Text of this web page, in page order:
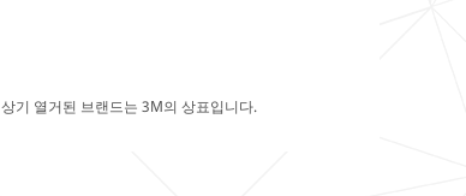
상기 열거된 브랜드는 3M의 상표입니다.